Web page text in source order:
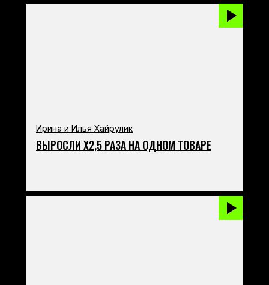
Ирина и Илья Хайрулик
ВЫРОСЛИ Х2,5 РАЗА НА ОДНОМ ТОВАРЕ